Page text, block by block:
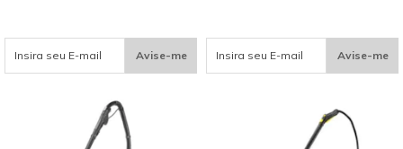
Avise-me Avise-me